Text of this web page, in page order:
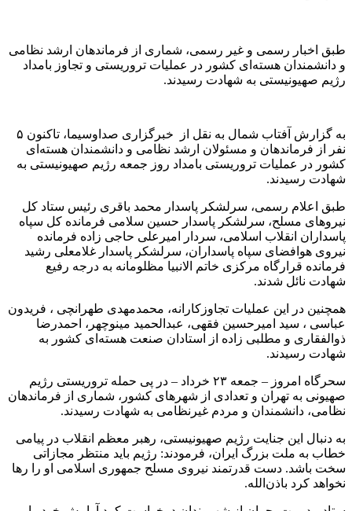
طبق اخبار رسمی و غیر رسمی، شماری از فرماندهان ارشد نظامی
و دانشمندان هسته‌ای کشور در عملیات تروریستی و تجاوز بامداد
رژیم صهیونیستی به شهادت رسیدند.
به گزارش آفتاب شمال به نقل از خبرگزاری صداوسیما، تاکنون ۵
نفر از فرماندهان و مسئولان ارشد نظامی و دانشمندان هسته‌ای
کشور در عملیات تروریستی بامداد روز جمعه رژیم صهیونیستی به
شهادت رسیدند.
طبق اعلام رسمی، سرلشکر پاسدار محمد باقری رئیس ستاد کل
نیروهای مسلح، سرلشکر پاسدار حسین سلامی فرمانده کل سپاه
پاسداران انقلاب اسلامی، سردار امیرعلی حاجی زاده فرمانده
نیروی هوافضای سپاه پاسداران، سرلشکر پاسدار غلامعلی رشید
فرمانده قرارگاه مرکزی خاتم الانبیا مظلومانه به درجه رفیع
شهادت نائل شدند.
همچنین در این عملیات تجاوزکارانه، محمدمهدی طهرانچی ، فریدون
عباسی ، سید امیرحسین فقهی، عبدالحمید مینوچهر، احمدرضا
ذوالفقاری و مطلبی زاده از استادان صنعت هسته‌ای کشور به
شهادت رسیدند.
سحرگاه امروز – جمعه ۲۳ خرداد – در پی حمله تروریستی رژیم
صهیونی به تهران و تعدادی از شهرهای کشور، شماری از فرماندهان
نظامی، دانشمندان و مردم غیرنظامی به شهادت رسیدند.
به دنبال این جنایت رژیم صهیونیستی، رهبر معظم انقلاب در پیامی
خطاب به ملت بزرگ ایران، فرمودند: رژیم باید منتظر مجازاتی
سخت باشد. دست قدرتمند نیروی مسلح جمهوری اسلامی او را رها
نخواهد کرد باذن‌الله.